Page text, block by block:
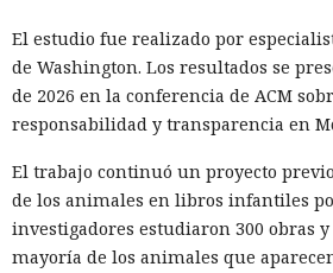
El estudio fue realizado por
de Washington. Los resultados se
de 2026 en la conferencia de ACM
responsabilidad y transparencia en
El trabajo continuó un proyecto
de los animales en libros infantiles
investigadores estudiaron 300 obras
mayoría de los animales que